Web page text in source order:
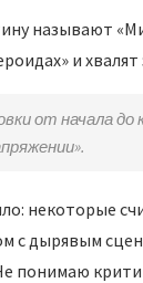
называют
и
от начала до
некоторые
с дырявым
понимаю